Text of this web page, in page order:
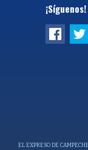
¡Síguenos!
EL EXPRESO DE